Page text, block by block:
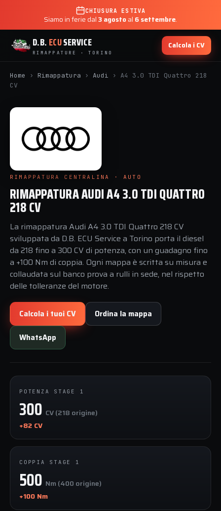
CHIUSURA ESTIVA
Siamo in ferie dal3 agostoal 6 settembre.
D.B. ECUSERVICE
RIMAPPATURE · TORINO
Calcola i CV
Home › Rimappatura › Audi › A4 3.0 TDI Quattro 218
CV
RIMAPPATURA CENTRALINA · AUTO
RIMAPPATURA AUDI A4 3.0 TDI QUATTRO
218 CV
La rimappatura Audi A4 3.0 TDI Quattro 218 CV
sviluppata da D.B. ECU Service a Torino porta il diesel
da 218 fino a 300 CV di potenza, con un guadagno fino
a +100 Nm di coppia. Ogni mappa è scritta su misura e
collaudata sul banco prova a rulli in sede, nel rispetto
delle tolleranze del motore.
Calcola i tuoi CV Ordina la mappa
WhatsApp
POTENZA STAGE 1
300 CV (218 origine)
+82 CV
COPPIA STAGE 1
500 Nm (400 origine)
+100 Nm